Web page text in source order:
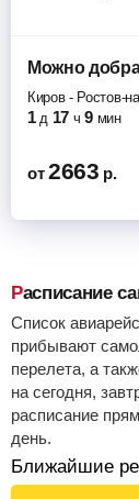
Можно
Киров- Ростов-
1 д 17 ч 9 мин
от 2663 р.
Расписание
Список
прибывают
перелета, а
на сегодня,
расписание
день.
Ближайшие